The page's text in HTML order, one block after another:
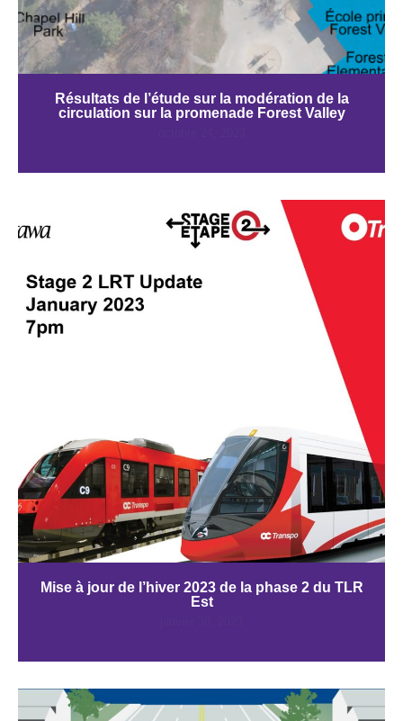
Résultats de l’étude sur la modération de la
circulation sur la promenade Forest Valley
Mise à jour de l’hiver 2023 de la phase 2 du TLR
Est